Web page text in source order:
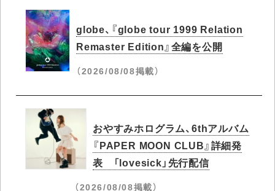
globe、『globe tour 1999 Relation
Remaster Edition』全編を公開
（2026/08/08掲載）
おやすみホログラム、6thアルバム
『PAPER MOON CLUB』詳細発
表 「lovesick」先行配信
（2026/08/08掲載）